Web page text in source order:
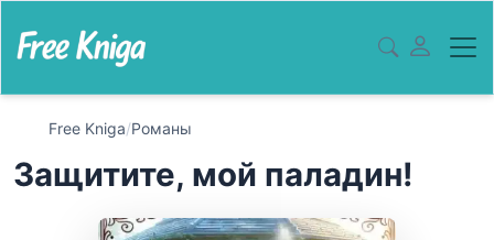
Free Kniga/Романы
Защитите, мой паладин!